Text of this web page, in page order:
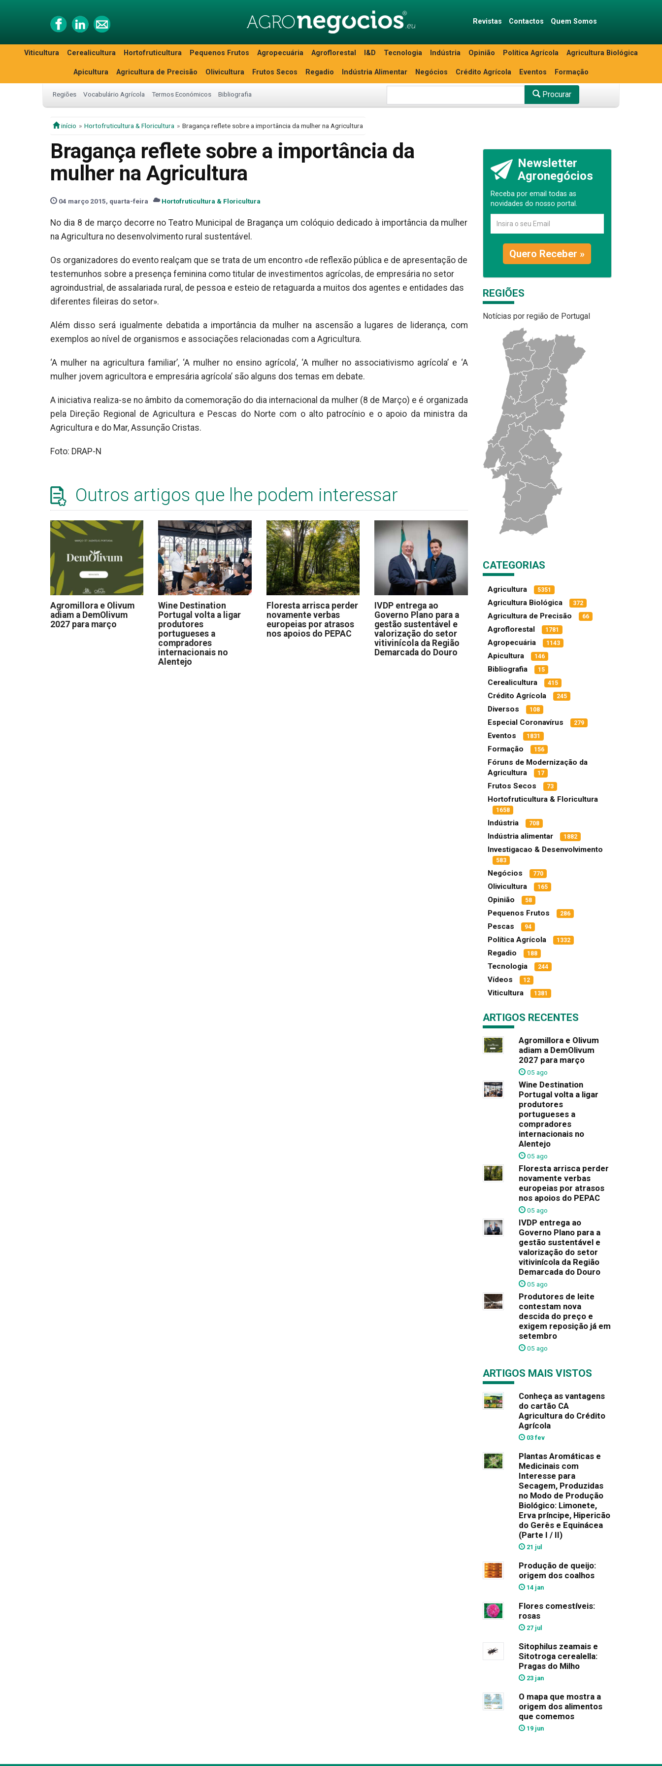
Revistas Contactos Quem Somos
Viticultura Cerealicultura Hortofruticultura Pequenos Frutos Agropecuária Agroflorestal I&D Tecnologia Indústria Opinião Política Agrícola Agricultura Biológica
Apicultura Agricultura de Precisão Olivicultura Frutos Secos Regadio Indústria Alimentar Negócios Crédito Agrícola Eventos Formação
Regiões Vocabulário Agrícola Termos Económicos Bibliografia Procurar
início Hortofruticultura & Floricultura Bragança reflete sobre a importância da mulher na Agricultura
Bragança reflete sobre a importância da
mulher na Agricultura
04 março 2015, quarta-feira Hortofruticultura & Floricultura
No dia 8 de março decorre no Teatro Municipal de Bragança um colóquio dedicado à importância da mulher
na Agricultura no desenvolvimento rural sustentável.
Os organizadores do evento realçam que se trata de um encontro «de reflexão pública e de apresentação de
testemunhos sobre a presença feminina como titular de investimentos agrícolas, de empresária no setor
agroindustrial, de assalariada rural, de pessoa e esteio de retaguarda a muitos dos agentes e entidades das
diferentes fileiras do setor».
Além disso será igualmente debatida a importância da mulher na ascensão a lugares de liderança, com
exemplos ao nível de organismos e associações relacionadas com a Agricultura.
‘A mulher na agricultura familiar’, ‘A mulher no ensino agrícola’, ‘A mulher no associativismo agrícola’ e ‘A
mulher jovem agricultora e empresária agrícola’ são alguns dos temas em debate.
A iniciativa realiza-se no âmbito da comemoração do dia internacional da mulher (8 de Março) e é organizada
pela Direção Regional de Agricultura e Pescas do Norte com o alto patrocínio e o apoio da ministra da
Agricultura e do Mar, Assunção Cristas.
Foto: DRAP-N
Outros artigos que lhe podem interessar
Agromillora e Olivum
adiam a DemOlivum
2027 para março
Wine Destination
Portugal volta a ligar
produtores
portugueses a
compradores
internacionais no
Alentejo
Floresta arrisca perder
novamente verbas
europeias por atrasos
nos apoios do PEPAC
IVDP entrega ao
Governo Plano para a
gestão sustentável e
valorização do setor
vitivinícola da Região
Demarcada do Douro
Newsletter
Agronegócios
Receba por email todas as
novidades do nosso portal.
Quero Receber »
REGIÕES
Notícias por região de Portugal
CATEGORIAS
Agricultura 5351
Agricultura Biológica 372
Agricultura de Precisão 66
Agroflorestal 1781
Agropecuária 1143
Apicultura 146
Bibliografia 15
Cerealicultura 415
Crédito Agrícola 245
Diversos 108
Especial Coronavírus 279
Eventos 1831
Formação 156
Fóruns de Modernização da
Agricultura
17
Frutos Secos 73
Hortofruticultura & Floricultura
1658
Indústria 708
Indústria alimentar 1882
Investigacao & Desenvolvimento
583
Negócios 770
Olivicultura 165
Opinião 58
Pequenos Frutos 286
Pescas 94
Política Agrícola 1332
Regadio 188
Tecnologia 244
Vídeos 12
Viticultura 1381
ARTIGOS RECENTES
Agromillora e Olivum
adiam a DemOlivum
2027 para março
05 ago
Wine Destination
Portugal volta a ligar
produtores
portugueses a
compradores
internacionais no
Alentejo
05 ago
Floresta arrisca perder
novamente verbas
europeias por atrasos
nos apoios do PEPAC
05 ago
IVDP entrega ao
Governo Plano para a
gestão sustentável e
valorização do setor
vitivinícola da Região
Demarcada do Douro
05 ago
Produtores de leite
contestam nova
descida do preço e
exigem reposição já em
setembro
05 ago
ARTIGOS MAIS VISTOS
Conheça as vantagens
do cartão CA
Agricultura do Crédito
Agrícola
03 fev
Plantas Aromáticas e
Medicinais com
Interesse para
Secagem, Produzidas
no Modo de Produção
Biológico: Limonete,
Erva príncipe, Hipericão
do Gerês e Equinácea
(Parte I / II)
21 jul
Produção de queijo:
origem dos coalhos
14 jan
Flores comestíveis:
rosas
27 jul
Sitophilus zeamais e
Sitotroga cerealella:
Pragas do Milho
23 jan
O mapa que mostra a
origem dos alimentos
que comemos
19 jun